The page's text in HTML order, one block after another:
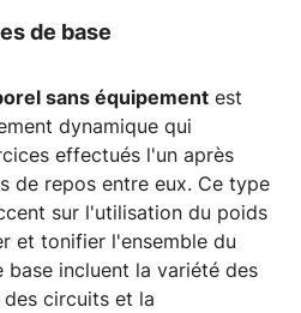
de base
sans équipement est
dynamique qui
effectués l'un après
de repos entre eux. Ce type
sur l'utilisation du poids
et tonifier l'ensemble du
base incluent la variété des
circuits et la